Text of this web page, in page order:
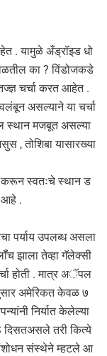
. यामुळे अँड्रॉइड धो
का ? विंडोजकडे
चर्चा करत आहेत .
असल्याने या चर्चा
स्थान मजबूत असल्या
, तोशिबा यासारख्या
करून स्वतःचे स्थान ड
आहे .
पर्याय उपलब्ध असला
लॉँच झाला तेव्हा गॅलेक्सी
होती . मात्र अॅपल
अमेरिकत केवळ ७
निर्यात केलेल्या
तरी कित्ये
संस्थेने म्हटले आ